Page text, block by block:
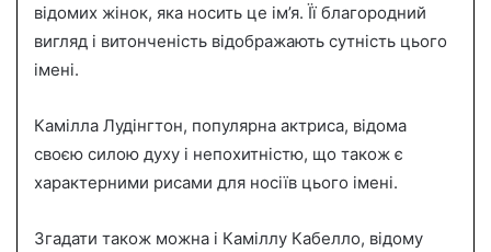
відомих жінок, яка носить це ім’я. Її благородний
вигляд і витонченість відображають сутність цього
імені.
Камілла Лудінгтон, популярна актриса, відома
своєю силою духу і непохитністю, що також є
характерними рисами для носіїв цього імені.
Згадати також можна і Каміллу Кабелло, відому